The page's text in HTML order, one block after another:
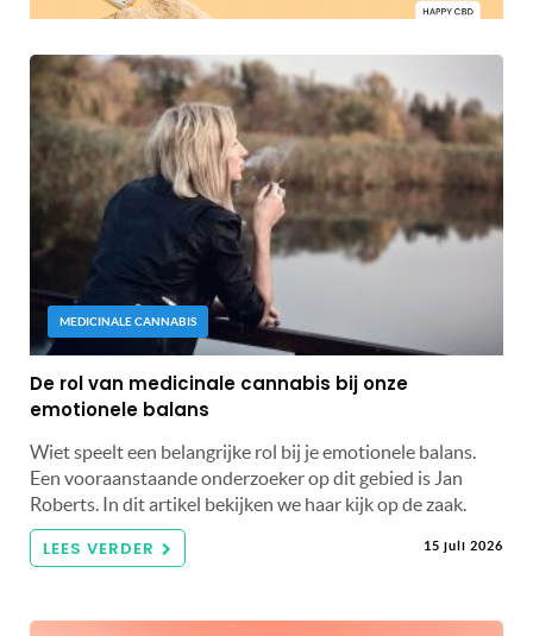
MEDICINALE CANNABIS
De rol van medicinale cannabis bij onze
emotionele balans
Wiet speelt een belangrijke rol bij je emotionele balans.
Een vooraanstaande onderzoeker op dit gebied is Jan
Roberts. In dit artikel bekijken we haar kijk op de zaak.
LEES VERDER 15 juli 2026